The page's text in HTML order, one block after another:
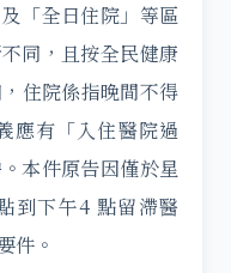
「全日住院」等區
同，且按全民健康
住院係指晚間不得
應有「入住醫院過
本件原告因僅於星
到下午4 點留滯醫
件。